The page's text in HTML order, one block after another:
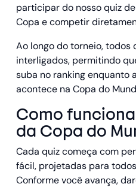
participar do nosso quiz
Copa e competir
Ao longo do torneio, todos
interligados, permitindo
suba no ranking enquanto
acontece na Copa do
Como
da Copa do
Cada quiz começa com
fácil, projetadas para
Conforme você avança,